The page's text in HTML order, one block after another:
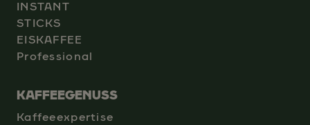
INSTANT
STICKS
EISKAFFEE
Professional
KAFFEEGENUSS
Kaffeeexpertise